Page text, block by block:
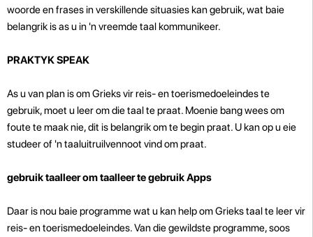
woorde en frases in verskillende situasies kan gebruik, wat baie
belangrik is as u in 'n vreemde taal kommunikeer.
PRAKTYK SPEAK
As u van plan is om Grieks vir reis- en toerismedoeleindes te
gebruik, moet u leer om die taal te praat. Moenie bang wees om
foute te maak nie, dit is belangrik om te begin praat. U kan op u eie
studeer of 'n taaluitruilvennoot vind ompraat.
gebruik taalleer om taalleer te gebruik Apps
Daar is nou baie programme wat u kan help om Grieks taal te leer vir
reis- en toerismedoeleindes. Van die gewildste programme, soos